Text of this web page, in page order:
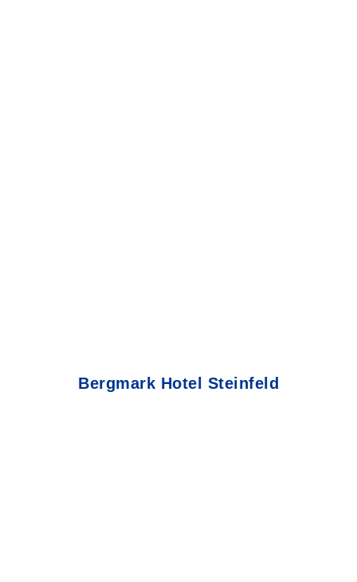
Bergmark Hotel Steinfeld